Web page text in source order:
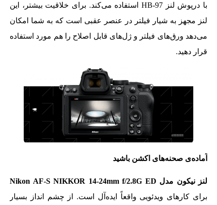
با درپوش لنز HB-97 استفاده می‌کند. برای خلاقیت بیشتر، این
لنز مجهز به شیار فیلتر در عنصر عقبی است که به شما امکان
می‌دهد ورق‌های فیلتر و ژل‌های قابل اصلاح را هم مورد استفاده
قرار دهید.
آماده‌ی صحنه‌های اکشن باشید
لنز نیکون مدل Nikon AF-S NIKKOR 14-24mm f/2.8G ED
برای کارهای ویدئویی واقعاً ایده‌آل است. از چشم انداز بسیار